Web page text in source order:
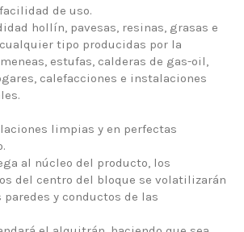
de uso.
hollín, pavesas, resinas, grasas e
tipo producidas por la
estufas, calderas de gas-oil,
calefacciones e instalaciones
limpias y en perfectas
al núcleo del producto, los
del centro del bloque se volatilizarán
paredes y conductos de las